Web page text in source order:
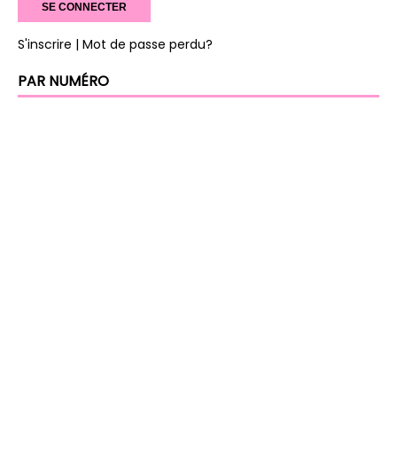
S'inscrire | Mot de passe perdu?
PAR NUMÉRO